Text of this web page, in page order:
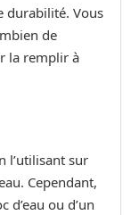
durabilité. Vous
de
la remplir à
l’utilisant sur
Cependant,
d’eau ou d’un